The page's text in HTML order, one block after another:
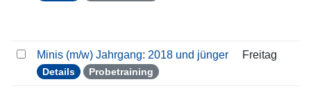
Minis (m/w) Jahrgang: 2018 und jünger
Details Probetraining
Freitag